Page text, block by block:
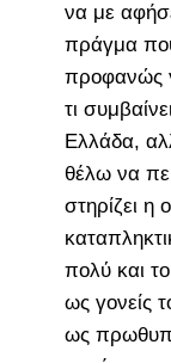
να με
πράγμα
προφανώς
τι
Ελλάδα,
θέλω να
στηρίζει η
πολύ και
ως γονείς
ως